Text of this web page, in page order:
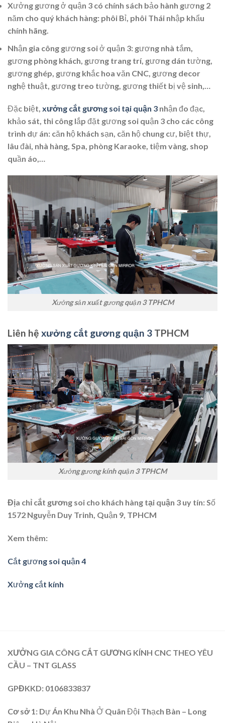
Xưởng gương ở quận 3 có chính sách bảo hành gương 2
năm cho quý khách hàng: phôi Bỉ, phôi Thái nhập khẩu
chính hãng.
Nhận gia công gương soi ở quận 3: gương nhà tắm,
gương phòng khách, gương trang trí, gương dán tường,
gương ghép, gương khắc hoa văn CNC, gương decor
nghệ thuật, gương treo tường, gương thiết bị vệ sinh,…
Đặc biệt, xưởng cắt gương soi tại quận 3 nhận đo đạc,
khảo sát, thi công lắp đặt gương soi quận 3 cho các công
trình dự án: căn hộ khách sạn, căn hộ chung cư, biệt thự,
lâu đài, nhà hàng, Spa, phòng Karaoke, tiệm vàng, shop
quần áo,…
Xưởng sản xuất gương quận 3 TPHCM
Liên hệ xưởng cắt gương quận 3 TPHCM
Xưởng gương kính quận 3 TPHCM
Địa chỉ cắt gương soi cho khách hàng tại quận 3 uy tín: Số
1572 Nguyễn Duy Trinh, Quận 9, TPHCM
Xem thêm:
Cắt gương soi quận 4
Xưởng cắt kính
XƯỞNG GIA CÔNG CẮT GƯƠNG KÍNH CNC THEO YÊU
CẦU – TNT GLASS
GPĐKKD: 0106833837
Cơ sở 1: Dự Án Khu Nhà Ở Quân Đội Thạch Bàn – Long